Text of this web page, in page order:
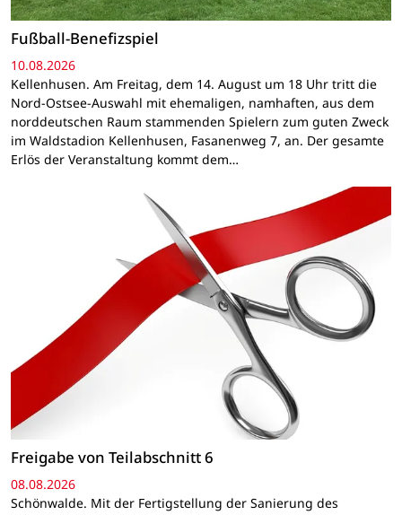
Fußball-Benefizspiel
10.08.2026
Kellenhusen. Am Freitag, dem 14. August um 18 Uhr tritt die
Nord-Ostsee-Auswahl mit ehemaligen, namhaften, aus dem
norddeutschen Raum stammenden Spielern zum guten Zweck
im Waldstadion Kellenhusen, Fasanenweg 7, an. Der gesamte
Erlös der Veranstaltung kommt dem…
Freigabe von Teilabschnitt 6
08.08.2026
Schönwalde. Mit der Fertigstellung der Sanierung des